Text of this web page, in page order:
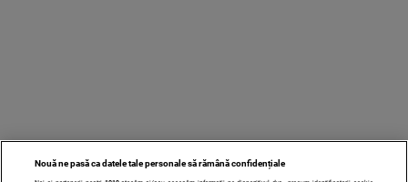
Nouă ne pasă ca datele tale personale să rămână confidențiale